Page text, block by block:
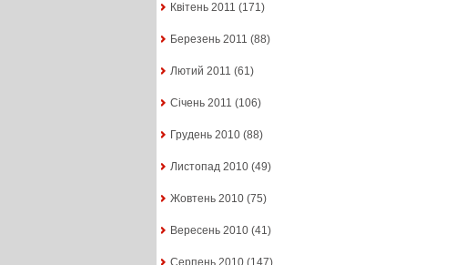
Квітень 2011 (171)
Березень 2011 (88)
Лютий 2011 (61)
Січень 2011 (106)
Грудень 2010(88)
Листопад 2010(49)
Жовтень 2010(75)
Вересень 2010(41)
Серпень 2010(147)